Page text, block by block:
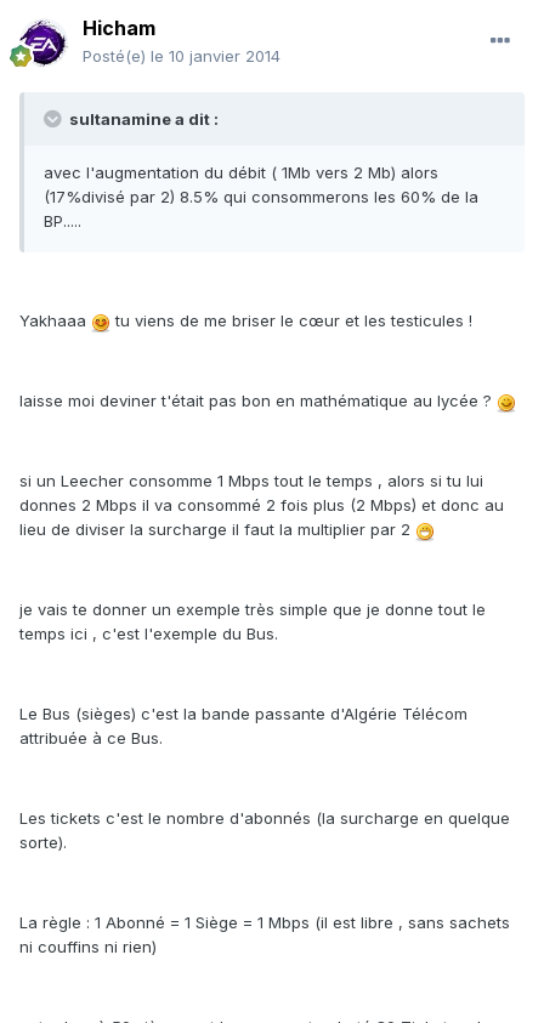
Hicham
Posté(e) le 10 janvier 2014
sultanamine a dit :
avec l'augmentation du débit ( 1Mb vers 2 Mb) alors
(17%divisé par 2) 8.5% qui consommerons les 60% de la
BP.....
Yakhaaa tu viens de me briser le cœur et les testicules !
laisse moi deviner t'était pas bon en mathématique au lycée ?
si un Leecher consomme 1 Mbps tout le temps , alors si tu lui
donnes 2 Mbps il va consommé 2 fois plus (2 Mbps) et donc au
lieu de diviser la surcharge il faut la multiplier par 2
je vais te donner un exemple très simple que je donne tout le
temps ici , c'est l'exemple du Bus.
Le Bus (sièges) c'est la bande passante d'Algérie Télécom
attribuée à ce Bus.
Les tickets c'est le nombre d'abonnés (la surcharge en quelque
sorte).
La règle : 1 Abonné = 1 Siège = 1 Mbps (il est libre , sans sachets
ni couffins ni rien)